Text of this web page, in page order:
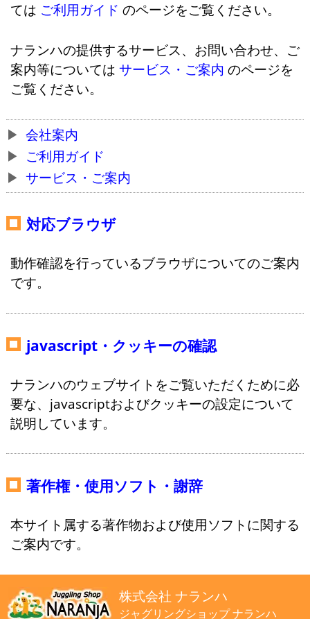
ては ご利用ガイド のページをご覧ください。
ナランハの提供するサービス、お問い合わせ、ご
案内等については サービス・ご案内 のページを
ご覧ください。
会社案内
ご利用ガイド
サービス・ご案内
対応ブラウザ
動作確認を行っているブラウザについてのご案内
です。
javascript・クッキーの確認
ナランハのウェブサイトをご覧いただくために必
要な、javascriptおよびクッキーの設定について
説明しています。
著作権・使用ソフト・謝辞
本サイト属する著作物および使用ソフトに関する
ご案内です。
株式会社 ナランハ
ジャグリングショップ ナランハ